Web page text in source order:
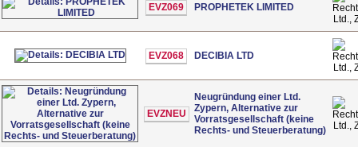
EVZ069
PROPHETEK LIMITED
Ltd.,
EVZ068
DECIBIA LTD
Ltd.,
EVZNEU
Neugründung einer Ltd.
Zypern, Alternative zur
Vorratsgesellschaft (keine
Rechts- und Steuerberatung)
Ltd.,